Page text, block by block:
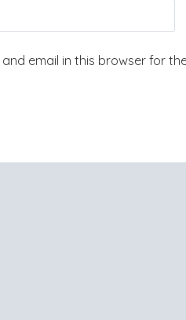
email in this browser for